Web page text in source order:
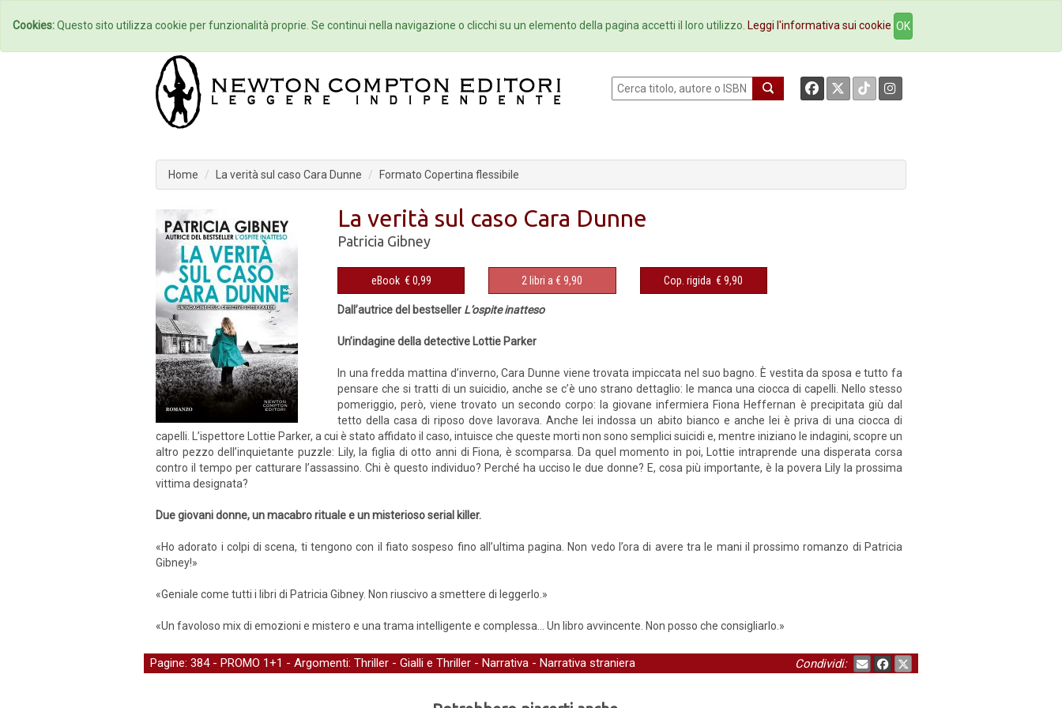
Home Autori Eventi Collane Newsletter Ebookstore Contatti
Home La verità sul caso Cara Dunne Formato Copertina flessibile
La verità sul caso Cara Dunne
Patricia Gibney
eBook € 0,99 2 libri a € 9,90 Cop. rigida € 9,90
Dall’autrice del bestseller L’ospite inatteso
Un’indagine della detective Lottie Parker
In una fredda mattina d’inverno, Cara Dunne viene trovata impiccata nel suo bagno. È vestita da sposa e tutto fa
pensare che si tratti di un suicidio, anche se c’è uno strano dettaglio: le manca una ciocca di capelli. Nello stesso
pomeriggio, però, viene trovato un secondo corpo: la giovane infermiera Fiona Heffernan è precipitata giù dal
tetto della casa di riposo dove lavorava. Anche lei indossa un abito bianco e anche lei è priva di una ciocca di
capelli. L’ispettore Lottie Parker, a cui è stato affidato il caso, intuisce che queste morti non sono semplici suicidi e, mentre iniziano le indagini, scopre un
altro pezzo dell’inquietante puzzle: Lily, la figlia di otto anni di Fiona, è scomparsa. Da quel momento in poi, Lottie intraprende una disperata corsa
contro il tempo per catturare l’assassino. Chi è questo individuo? Perché ha ucciso le due donne? E, cosa più importante, è la povera Lily la prossima
vittima designata?
Due giovani donne, un macabro rituale e un misterioso serial killer.
«Ho adorato i colpi di scena, ti tengono con il fiato sospeso fino all’ultima pagina. Non vedo l’ora di avere tra le mani il prossimo romanzo di Patricia
Gibney!»
«Geniale come tutti i libri di Patricia Gibney. Non riuscivo a smettere di leggerlo.»
«Un favoloso mix di emozioni e mistero e una trama intelligente e complessa... Un libro avvincente. Non posso che consigliarlo.»
Pagine: 384 - PROMO 1+1 - Argomenti: Thriller - Gialli e Thriller - Narrativa - Narrativa straniera Condividi:
Cookies:Questo sito utilizza cookie per funzionalità proprie. Se continui nella navigazione o clicchi su un elemento della pagina accetti il loro utilizzo. Leggi l'informativa sui cookie OK